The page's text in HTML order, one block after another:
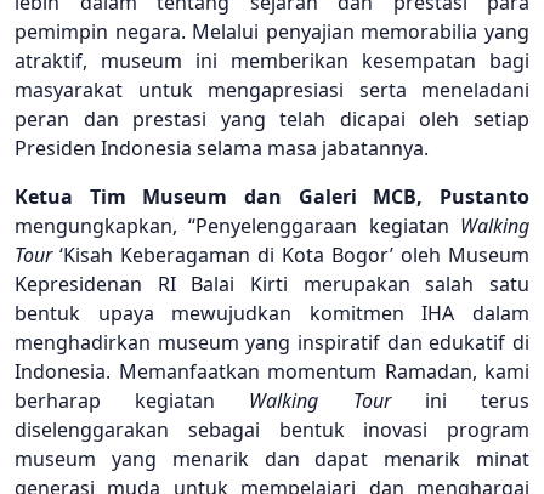
pemimpin negara. Melalui penyajian memorabilia yang
atraktif, museum ini memberikan kesempatan bagi
masyarakat untuk mengapresiasi serta meneladani
peran dan prestasi yang telah dicapai oleh setiap
Presiden Indonesia selama masa jabatannya.
Ketua Tim Museum dan Galeri MCB, Pustanto
mengungkapkan, “Penyelenggaraan kegiatan Walking
Tour‘Kisah Keberagaman di Kota Bogor’ oleh Museum
Kepresidenan RI Balai Kirti merupakan salah satu
bentuk upaya mewujudkan komitmen IHA dalam
menghadirkan museum yang inspiratif dan edukatif di
Indonesia. Memanfaatkan momentum Ramadan, kami
berharap kegiatan Walking Tourini terus
diselenggarakan sebagai bentuk inovasi program
museum yang menarik dan dapat menarik minat
generasi muda untuk mempelajari dan menghargai